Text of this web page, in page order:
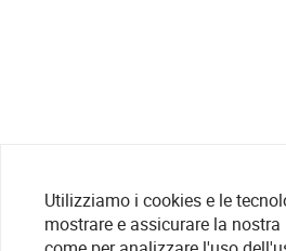
Utilizziamo i cookies e le
mostrare e assicurare la